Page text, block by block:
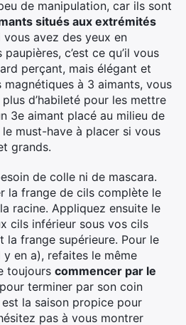
de manipulation, car ils sont
situés aux extrémités
vous avez des yeux en
c’est ce qu’il vous
perçant, mais élégant et
magnétiques à 3 aimants, vous
d’habileté pour les mettre
3e aimant placé au milieu de
le must-have à placer si vous
grands.
de colle ni de mascara.
la frange de cils complète le
racine. Appliquez ensuite le
cils inférieur sous vos cils
la frange supérieure. Pour le
y en a), refaites le même
toujours commencer par le
pour terminer par son coin
est la saison propice pour
pas à vous montrer